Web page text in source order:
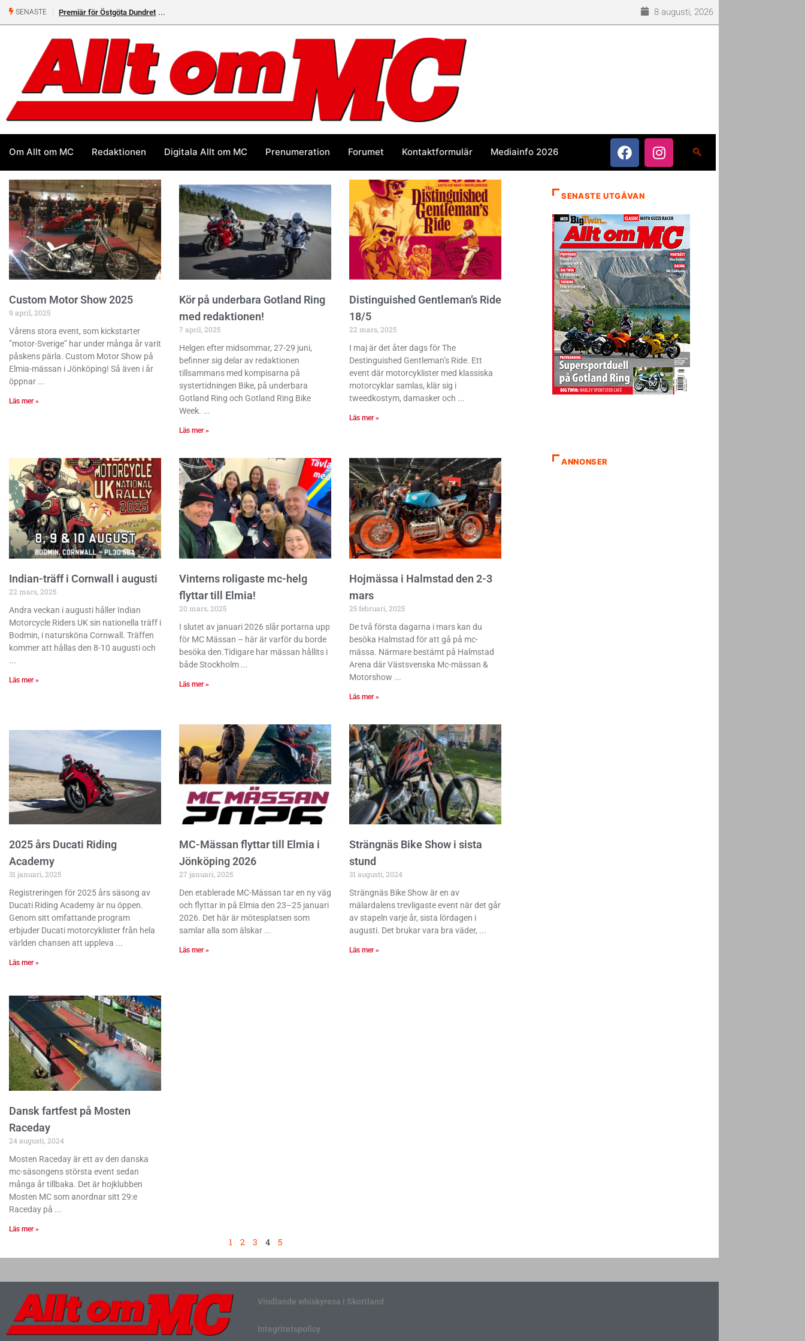
SENASTE Premiär för Östgöta Dundret
cruiser från H-D
8 augusti, 2026
Om Allt om MC Redaktionen Digitala Allt om MC Prenumeration Forumet Kontaktformulär Mediainfo 2026
Custom Motor Show 2025
9 april, 2025
Vårens stora event, som kickstarter
”motor-Sverige” har under många år varit
påskens pärla. Custom Motor Show på
Elmia-mässan i Jönköping! Så även i år
öppnar
Läs mer »
Kör på underbara Gotland Ring
med redaktionen!
7 april, 2025
Helgen efter midsommar, 27-29 juni,
befinner sig delar av redaktionen
tillsammans med kompisarna på
systertidningen Bike, på underbara
Gotland Ring och Gotland Ring Bike
Week.
Läs mer »
Distinguished Gentleman’s Ride
18/5
22 mars, 2025
I maj är det åter dags för The
Destinguished Gentleman’s Ride. Ett
event där motorcyklister med klassiska
motorcyklar samlas, klär sig i
tweedkostym, damasker och
Läs mer »
Indian-träff i Cornwall i augusti
22 mars, 2025
Andra veckan i augusti håller Indian
Motorcycle Riders UK sin nationella träff i
Bodmin, i natursköna Cornwall. Träffen
kommer att hållas den 8-10 augusti och
Läs mer »
Vinterns roligaste mc-helg
flyttar till Elmia!
20 mars, 2025
I slutet av januari 2026 slår portarna upp
för MC Mässan – här är varför du borde
besöka den.Tidigare har mässan hållits i
både Stockholm
Läs mer »
Hojmässa i Halmstad den 2-3
mars
25 februari, 2025
De två första dagarna i mars kan du
besöka Halmstad för att gå på mc-
mässa. Närmare bestämt på Halmstad
Arena där Västsvenska Mc-mässan &
Motorshow
Läs mer »
2025 års Ducati Riding
Academy
31 januari, 2025
Registreringen för 2025 års säsong av
Ducati Riding Academy är nu öppen.
Genom sitt omfattande program
erbjuder Ducati motorcyklister från hela
världen chansen att uppleva
Läs mer »
MC-Mässan flyttar till Elmia i
Jönköping 2026
27 januari, 2025
Den etablerade MC-Mässan tar en ny väg
och flyttar in på Elmia den 23–25 januari
2026. Det här är mötesplatsen som
samlar alla som älskar
Läs mer »
Strängnäs Bike Show i sista
stund
31 augusti, 2024
Strängnäs Bike Show är en av
mälardalens trevligaste event när det går
av stapeln varje år, sista lördagen i
augusti. Det brukar vara bra väder,
Läs mer »
Dansk fartfest på Mosten
Raceday
24 augusti, 2024
Mosten Raceday är ett av den danska
mc-säsongens största event sedan
många år tillbaka. Det är hojklubben
Mosten MC som anordnar sitt 29:e
Raceday på
Läs mer »
1 2 3 4 5
SENASTE UTGÅVAN
ANNONSER
Vindlande whiskyresa i Skottland
Integritetspolicy